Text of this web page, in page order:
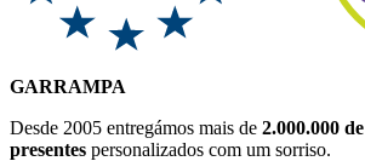
GARRAMPA
Desde 2005 entregámos mais de 2.000.000 de
presentes personalizados com um sorriso.